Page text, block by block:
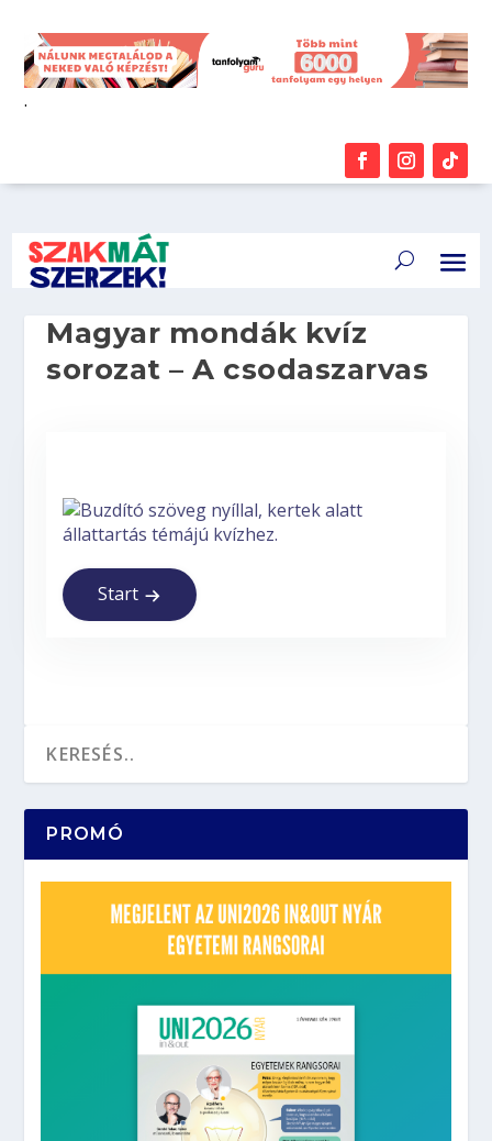
.
Magyar mondák kvíz
sorozat – A csodaszarvas
Start
PROMÓ